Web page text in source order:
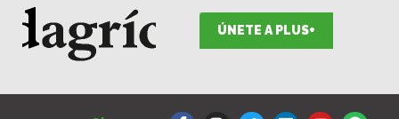
ÚNETE A PLUS+
F
I
T
L
Y
S